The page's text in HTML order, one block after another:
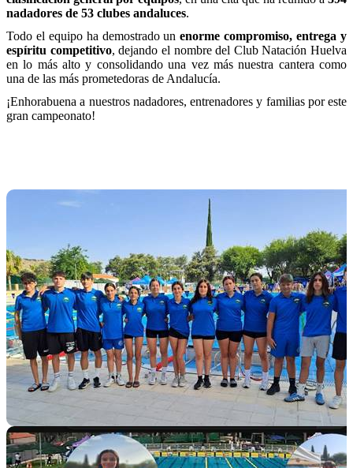
nadadores de 53 clubes andaluces.
Todo el equipo ha demostrado unenorme compromiso, entrega y
espíritu competitivo, dejando el nombre del Club Natación Huelva
en lo más alto y consolidando una vez más nuestra cantera como
una de las más prometedoras de Andalucía.
¡Enhorabuena a nuestros nadadores, entrenadores y familias por este
gran campeonato!